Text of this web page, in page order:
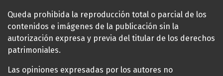
Queda prohibida la reproducción total o parcial de los
contenidos e imágenes de la publicación sin la
autorización expresa y previa del titular de los derechos
patrimoniales.
Las opiniones expresadas por los autores no